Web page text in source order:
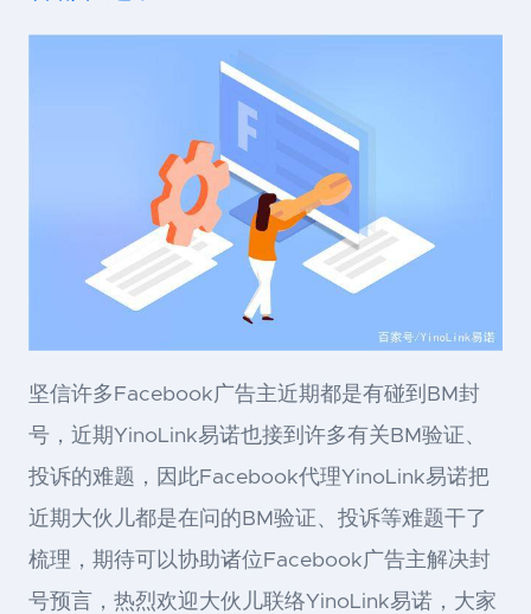
坚信许多Facebook广告主近期都是有碰到BM封
号，近期YinoLink易诺也接到许多有关BM验证、
投诉的难题，因此Facebook代理YinoLink易诺把
近期大伙儿都是在问的BM验证、投诉等难题干了
梳理，期待可以协助诸位Facebook广告主解决封
号预言，热烈欢迎大伙儿联络YinoLink易诺，大家